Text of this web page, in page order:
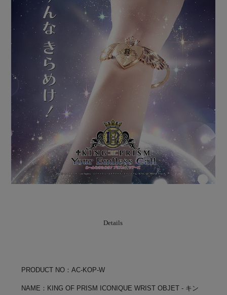
Details
PRODUCT NO：AC-KOP-W
NAME：KING OF PRISM ICONIQUE WRIST OBJET - キン